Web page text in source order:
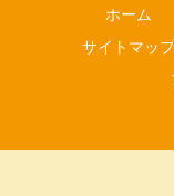
ホーム
サイトマップ